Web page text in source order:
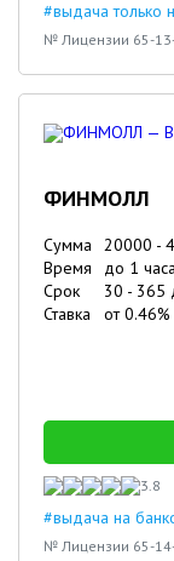
#выдача только
№ Лицензии 65-
ФИНМОЛЛ
Сумма 20000 -
Время
до 1 часа
Срок
30 - 365
Ставка
от0.46%
3.8
#выдача на
№ Лицензии 65-